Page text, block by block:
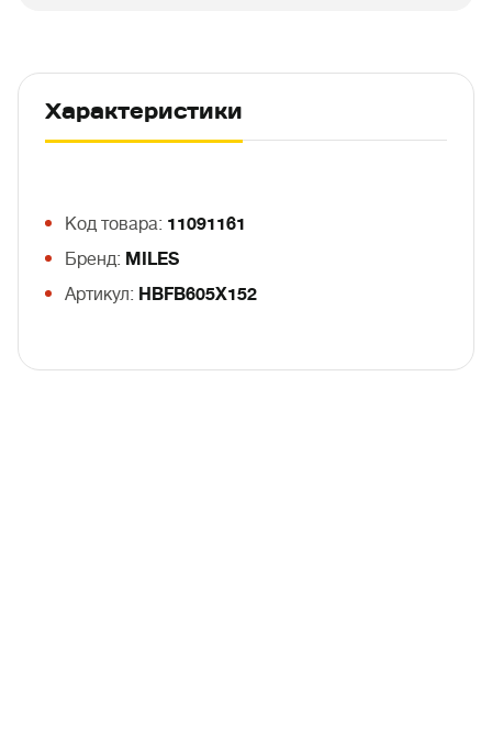
Характеристики
Код товара: 11091161
Бренд: MILES
Артикул: HBFB605X152